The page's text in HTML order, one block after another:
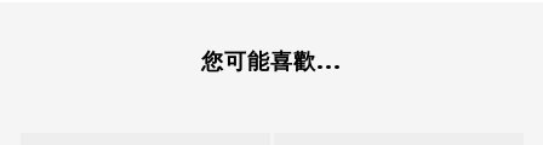
您可能喜歡...